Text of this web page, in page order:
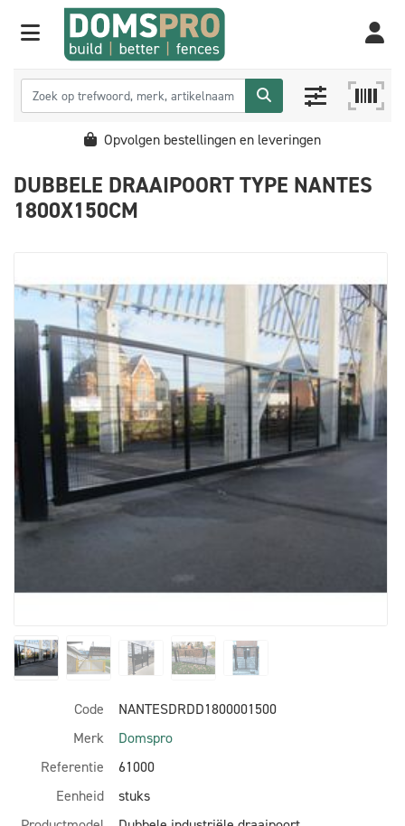
Opvolgen bestellingen en leveringen
DUBBELE DRAAIPOORT TYPE NANTES
1800X150CM
Code
NANTESDRDD1800001500
Merk
Domspro
Referentie
61000
Eenheid
stuks